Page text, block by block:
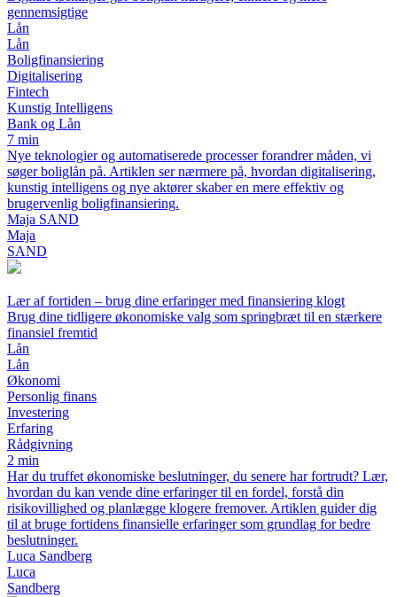
gennemsigtige
Lån
Lån
Boligfinansiering
Digitalisering
Fintech
Kunstig Intelligens
Bank og Lån
7 min
Nye teknologier og automatiserede processer forandrer måden, vi
søger boliglån på. Artiklen ser nærmere på, hvordan digitalisering,
kunstig intelligens og nye aktører skaber en mere effektiv og
brugervenlig boligfinansiering.
Maja SAND
Maja
SAND
Lær af fortiden – brug dine erfaringer med finansiering klogt
Brug dine tidligere økonomiske valg som springbræt til en stærkere
finansiel fremtid
Lån
Lån
Økonomi
Personlig finans
Investering
Erfaring
Rådgivning
2 min
Har du truffet økonomiske beslutninger, du senere har fortrudt? Lær,
hvordan du kan vende dine erfaringer til en fordel, forstå din
risikovillighed og planlægge klogere fremover. Artiklen guider dig
til at bruge fortidens finansielle erfaringer som grundlag for bedre
beslutninger.
Luca Sandberg
Luca
Sandberg